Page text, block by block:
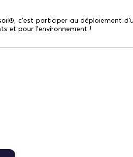
c’est participer au déploiement
et pour l’environnement !